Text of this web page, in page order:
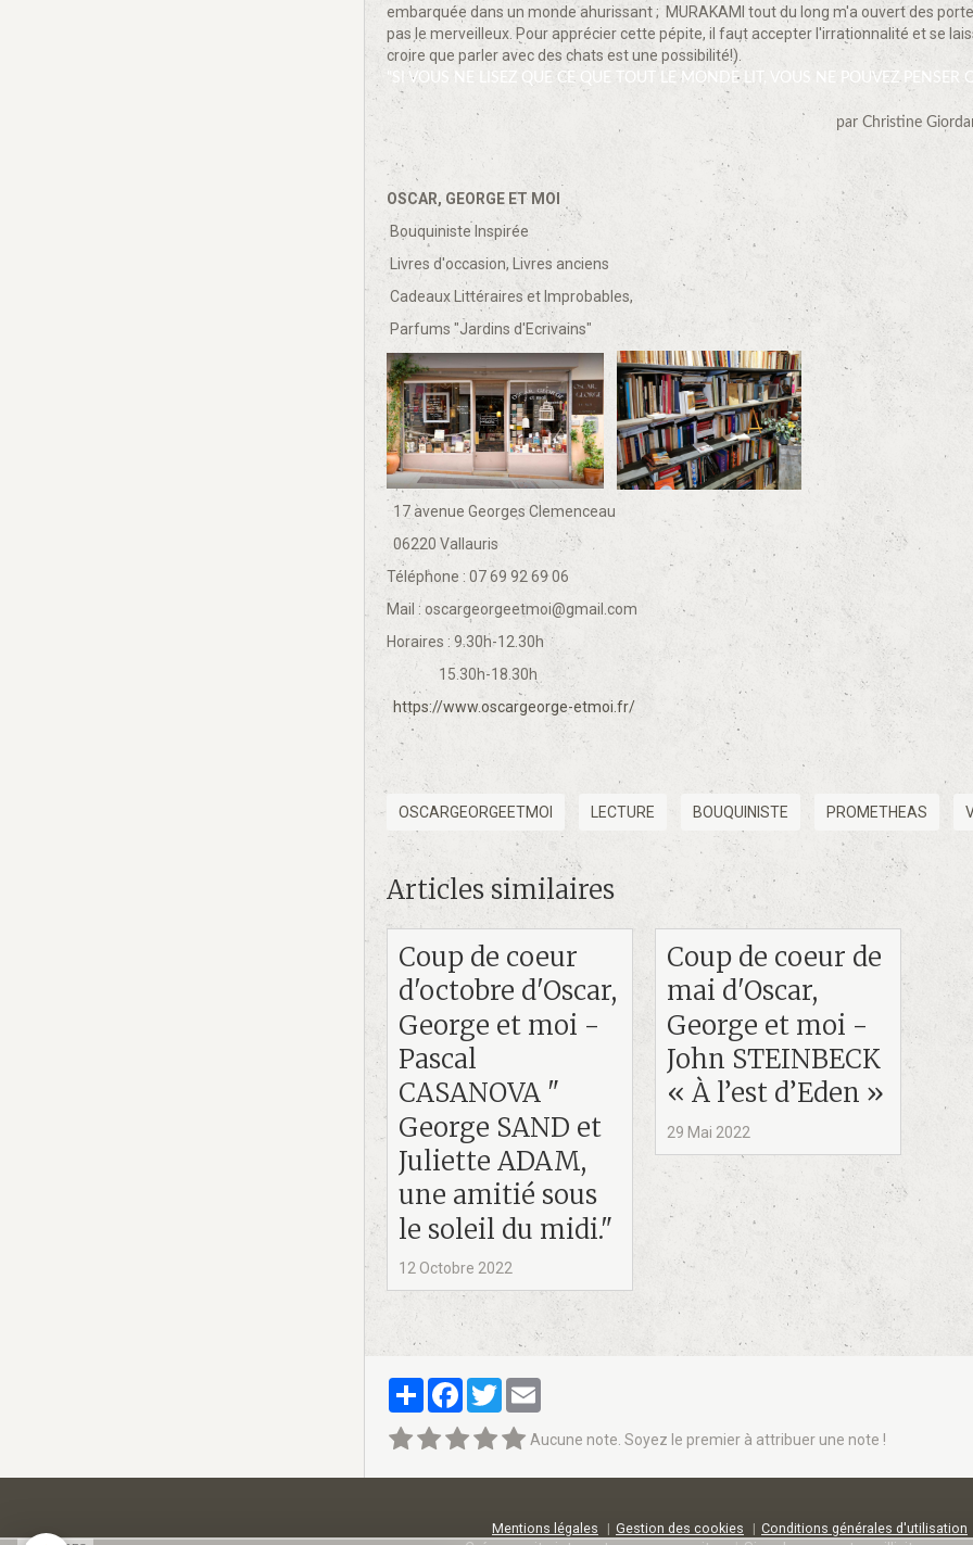
embarquée dans un monde ahurissant ; MURAKAMI tout du long m'a ouvert des
pas le merveilleux. Pour apprécier cette pépite, il faut accepter l'irrationnalité et se
croire que parler avec des chats est une possibilité!).
"SI VOUS NE LISEZ QUE CE QUE TOUT LE MONDE LIT, VOUS NE POUVEZ
par Christine
OSCAR, GEORGE ET MOI
Bouquiniste Inspirée
Livres d'occasion, Livres anciens
Cadeaux Littéraires et Improbables,
Parfums "Jardins d'Ecrivains"
17 avenue Georges Clemenceau
06220 Vallauris
Téléphone : 07 69 92 69 06
Mail : oscargeorgeetmoi@gmail.com
Horaires : 9.30h-12.30h
15.30h-18.30h
https://www.oscargeorge-etmoi.fr/
OSCARGEORGEETMOI LECTURE BOUQUINISTE PROMETHEAS
Articles similaires
Coup de coeur
d'octobre d'Oscar,
George et moi -
Pascal
CASANOVA "
George SAND et
Juliette ADAM,
une amitié sous
le soleil du midi."
12 Octobre 2022
Coup de coeur de
mai d'Oscar,
George et moi -
John STEINBECK
« À l’est d’Eden »
29 Mai 2022
PartagerFacebook
Twitter
Aucune note. Soyez le premier à attribuer une note !
Mentions légales Gestion des cookies Conditions générales d'utilisation